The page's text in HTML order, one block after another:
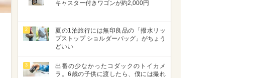
キャスター付きワゴンが約2,000円
2
夏の1泊旅行には無印良品の「撥水リッ
プストップ ショルダーバッグ」がちょう
どいい
3
出番の少なかったコダックのトイカメ
ラ。6歳の子供に渡したら、僕には撮れ